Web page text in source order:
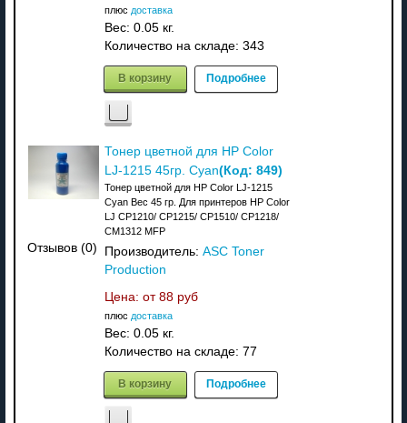
плюс доставка
Вес: 0.05 кг.
Количество на складе: 343
В корзину Подробнее
Отзывов (0)
Тонер цветной для HP Color
LJ-1215 45гр. Cyan(Код: 849)
Тонер цветной для HP Color LJ-1215
Cyan Вес 45 гр. Для принтеров HP Color
LJ CP1210/ CP1215/ CP1510/ CP1218/
CM1312 MFP
Производитель: ASC Toner
Production
Цена: от 88 руб
плюс доставка
Вес: 0.05 кг.
Количество на складе: 77
В корзину Подробнее